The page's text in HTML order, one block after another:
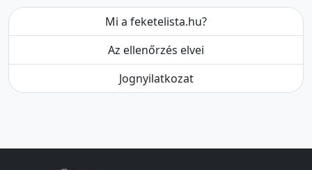
Mi a feketelista.hu?
Az ellenőrzés elvei
Jognyilatkozat